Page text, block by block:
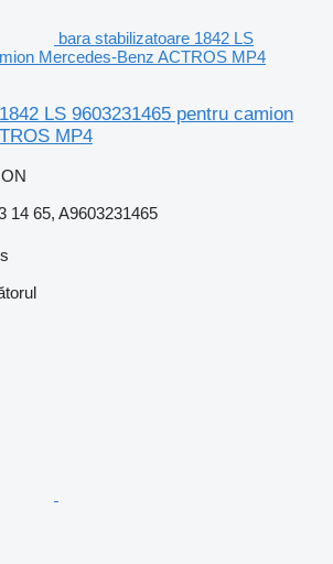
bara stabilizatoare 1842 LS
Mercedes-Benz ACTROS MP4
LS 9603231465 pentru camion
MP4
14 65, A9603231465